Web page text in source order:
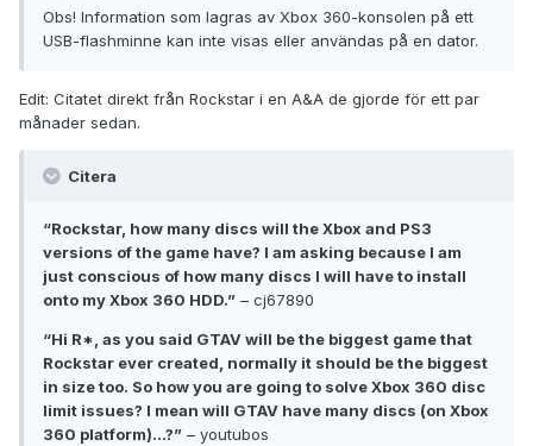
Obs! Information som lagras av Xbox 360-konsolen på ett
USB-flashminne kan inte visas eller användas på en dator.
Edit: Citatet direkt från Rockstar i en A&A de gjorde för ett par
månader sedan.
Citera
“Rockstar, how many discs will the Xbox and PS3
versions of the game have? I am asking because I am
just conscious of how many discs I will have to install
onto my Xbox 360 HDD.” – cj67890
“Hi R*, as you said GTAV will be the biggest game that
Rockstar ever created, normally it should be the biggest
in size too. So how you are going to solve Xbox 360 disc
limit issues? I mean will GTAV have many discs (on Xbox
360 platform)…?” – youtubos